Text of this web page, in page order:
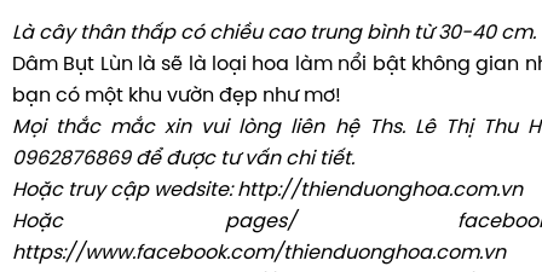
Hãy là người đầu tiên đánh giá sản
Quý khách vui lòng nhập nội dung bên dưới